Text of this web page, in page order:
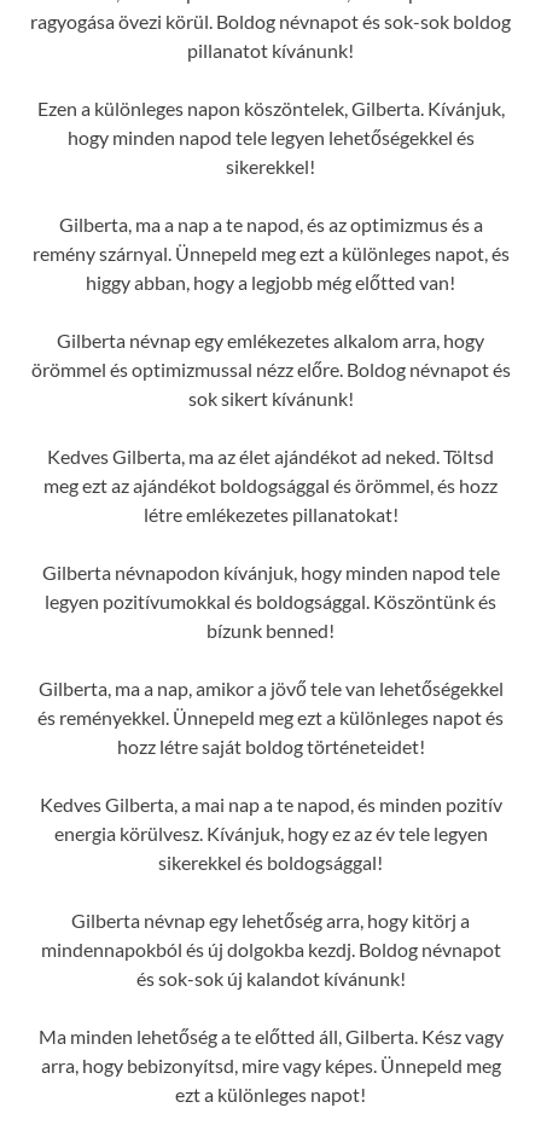
ragyogása övezi körül. Boldog névnapot és sok-sok boldog
pillanatot kívánunk!
Ezen a különleges napon köszöntelek, Gilberta. Kívánjuk,
hogy minden napod tele legyen lehetőségekkel és
sikerekkel!
Gilberta, ma a nap a te napod, és az optimizmus és a
remény szárnyal. Ünnepeld meg ezt a különleges napot, és
higgy abban, hogy a legjobb még előtted van!
Gilberta névnap egy emlékezetes alkalom arra, hogy
örömmel és optimizmussal nézz előre. Boldog névnapot és
sok sikert kívánunk!
Kedves Gilberta, ma az élet ajándékot ad neked. Töltsd
meg ezt az ajándékot boldogsággal és örömmel, és hozz
létre emlékezetes pillanatokat!
Gilberta névnapodon kívánjuk, hogy minden napod tele
legyen pozitívumokkal és boldogsággal. Köszöntünk és
bízunk benned!
Gilberta, ma a nap, amikor a jövő tele van lehetőségekkel
és reményekkel. Ünnepeld meg ezt a különleges napot és
hozz létre saját boldog történeteidet!
Kedves Gilberta, a mai nap a te napod, és minden pozitív
energia körülvesz. Kívánjuk, hogy ez az év tele legyen
sikerekkel és boldogsággal!
Gilberta névnap egy lehetőség arra, hogy kitörj a
mindennapokból és új dolgokba kezdj. Boldog névnapot
és sok-sok új kalandot kívánunk!
Ma minden lehetőség a te előtted áll, Gilberta. Kész vagy
arra, hogy bebizonyítsd, mire vagy képes. Ünnepeld meg
ezt a különleges napot!